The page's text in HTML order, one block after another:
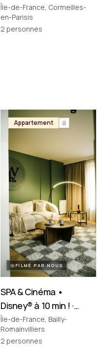
Cormeilles‑en‑Parisis
Île-de-France, Cormeilles-
en-Parisis
2 personnes
Appartement
FILMÉ PAR NOUS
SPA & Cinéma •
Disney® à 10 min ! ·
Bailly-Romainvilliers
Île-de-France, Bailly-
Romainvilliers
2 personnes